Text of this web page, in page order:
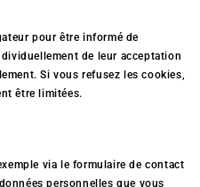
pour être informé de
de leur acceptation
Si vous refusez les cookies,
être limitées.
via le formulaire de contact
personnelles que vous